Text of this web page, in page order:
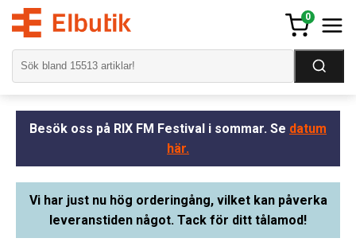
0
Besök oss på RIX FM Festival i sommar. Se datum
här.
Vi har just nu hög orderingång, vilket kan påverka
leveranstiden något. Tack för ditt tålamod!